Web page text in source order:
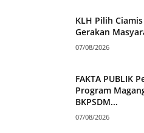
KLH Pilih
Gerakan
07/08/2026
FAKTA PUBLIK
Program
BKPSDM...
07/08/2026